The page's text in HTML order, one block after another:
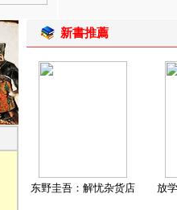
新書推薦
东野圭吾：解忧杂货店 放